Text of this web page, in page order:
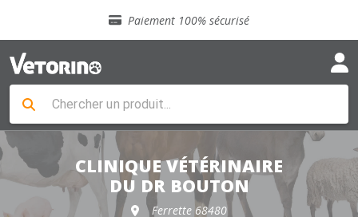
Paiement 100% sécurisé
Livraison gratuite en clinique vétérinaire
Sélection de croquettes vétérinaire
Livraison gratuite en clinique vétérinaire
Retour gratuit en clinique
Sélection de croquettes vétérinaire
CLINIQUE VÉTÉRINAIRE
DU DR BOUTON
Ferrette 68480